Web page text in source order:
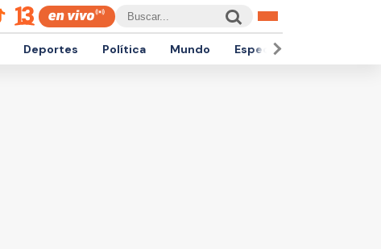
Deportes Política Mundo Espectáculos